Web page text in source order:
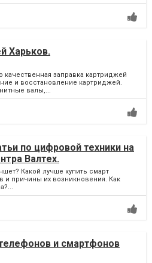
Харьков.
качественная заправка картриджей
и восстановление картриджей.
валы,...
по цифровой техники на
Валтех.
Какой лучше купить смарт
и причины их возникновения. Как
и смартфонов